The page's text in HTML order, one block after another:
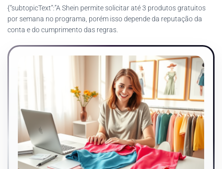
{“subtopicText”:”A Shein permite solicitar até 3 produtos gratuitos
por semana no programa, porém isso depende da reputação da
conta e do cumprimento das regras.